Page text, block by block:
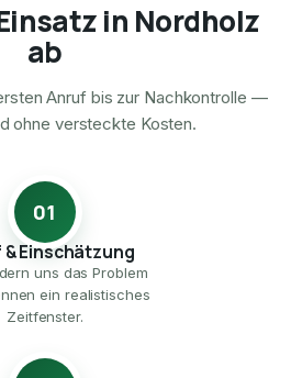
in Nordholz
ab
Anruf bis zur Nachkontrolle —
ohne versteckte Kosten.
01
& Einschätzung
uns das Problem
ein realistisches
Zeitfenster.